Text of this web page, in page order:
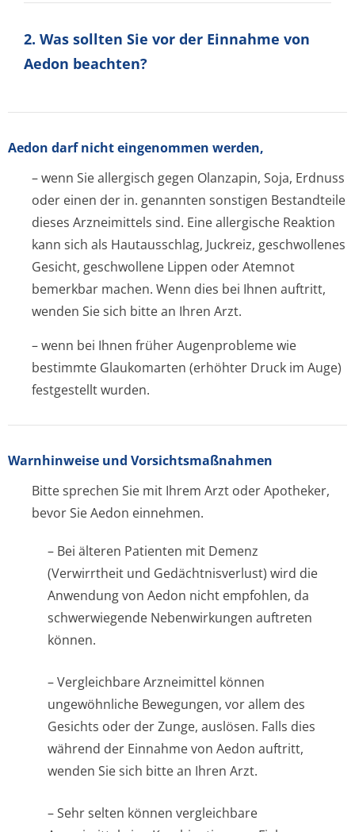
2. Was sollten Sie vor der Einnahme von
Aedon beachten?
Aedon darf nicht eingenommen werden,
– wenn Sie allergisch gegen Olanzapin, Soja, Erdnuss
oder einen der in. genannten sonstigen Bestandteile
dieses Arzneimittels sind. Eine allergische Reaktion
kann sich als Hautausschlag, Juckreiz, geschwollenes
Gesicht, geschwollene Lippen oder Atemnot
bemerkbar machen. Wenn dies bei Ihnen auftritt,
wenden Sie sich bitte an Ihren Arzt.
– wenn bei Ihnen früher Augenprobleme wie
bestimmte Glaukomarten (erhöhter Druck im Auge)
festgestellt wurden.
Warnhinweise und Vorsichtsmaßnahmen
Bitte sprechen Sie mit Ihrem Arzt oder Apotheker,
bevor Sie Aedon einnehmen.
– Bei älteren Patienten mit Demenz
(Verwirrtheit und Gedächtnisverlust) wird die
Anwendung von Aedon nicht empfohlen, da
schwerwiegende Nebenwirkungen auftreten
können.
– Vergleichbare Arzneimittel können
ungewöhnliche Bewegungen, vor allem des
Gesichts oder der Zunge, auslösen. Falls dies
während der Einnahme von Aedon auftritt,
wenden Sie sich bitte an Ihren Arzt.
– Sehr selten können vergleichbare